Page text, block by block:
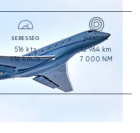
SEBESSÉG
516 kts
956km/h
HATÓTÁV
12 964km
7 000 NM